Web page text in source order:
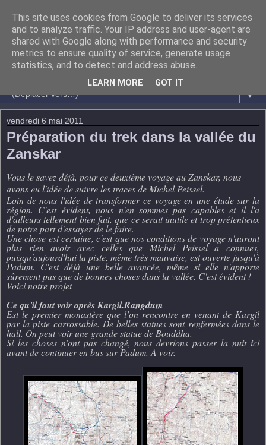
▼
vendredi 6 mai 2011
Préparation du trek dans la vallée du
Zanskar
Vous le savez déjà, pour ce deuxième voyage au Zanskar, nous
avons eu l'idée de suivre les traces de Michel Peissel.
Loin de nous l'idée de transformer ce voyage en une étude sur la
région. C'est évident, nous n'en sommes pas capables et il l'a
d'ailleurs tellement bien fait, que ce serait inutile et trop prétentieux
de notre part d'essayer de le faire.
Une chose est certaine, c'est que nos conditions de voyage n'auront
plus rien avoir avec celles que Michel Peissel a connues,
puisqu'aujourd'hui la piste, même très mauvaise, est ouverte jusqu'à
Padum. C'est déjà une belle avancée, même si elle n'apporte
sûrement pas que de bonnes choses dans la vallée. C'est évident !
Voici notre projet
Ce qu'il faut voir après Kargil.Rangdum
Est le premier monastère que l’on rencontre en venant de Kargil
par la piste carrossable. De belles statues sont renfermées dans le
hall. On peut voir une grande statue de Bouddha.
Si les choses n’ont pas changé, nous devrions passer la nuit ici
avant de continuer en bus sur Padum. A voir.
This site uses cookies from Google to deliver its services
and to analyze traffic. Your IP address and user-agent are
shared with Google along with performance and security
metrics to ensure quality of service, generate usage
statistics, and to detect and address abuse.
LEARN MORE GOT IT